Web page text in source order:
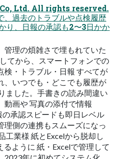
Ltd. All rights reserved.
、過去のトラブルや点検履歴
り、日報の承認も2〜3日かか
管理の煩雑さで埋もれていた
てから、スマートフォンでの
検・トラブル・日報 すべてが
、いつでも・どこでも履歴が
ました。手書きの読み間違い
動画や 写真の添付で情報
の承認スピードも即日レベル
理側の連携もスムーズになっ
工業様 紙とExcelから脱却し
るように 紙・Excelで管理して